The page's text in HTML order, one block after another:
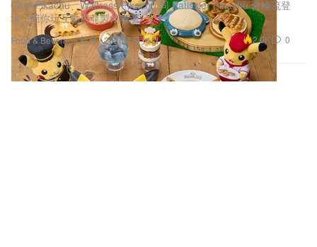
Food & Beverage 飲食
Chef Pikachu、Waitress Pikachu 同 Patissier Pikachu 會輪流登
場，陪你玩互動芭菲製作表演。
2026年6月4日 2.0K 0